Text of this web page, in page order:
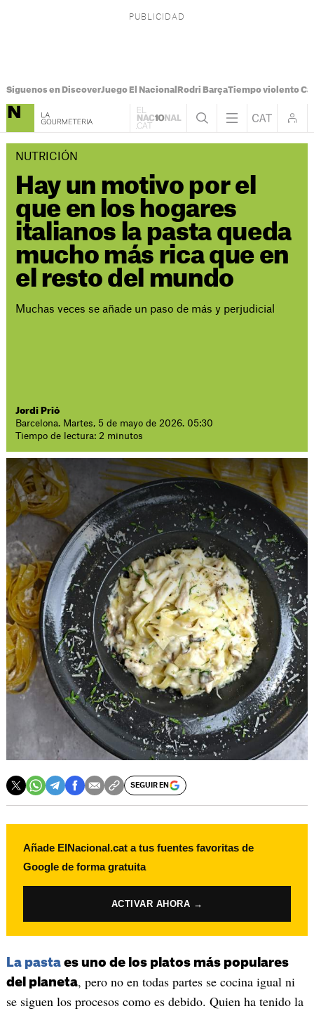
Síguenos en DiscoverJuego El Nacional Rodri BarçaTiempo violento
NUTRICIÓN
Hay un motivo por el
que en los hogares
italianos la pasta queda
mucho más rica que en
el resto del mundo
Muchas veces se añade un paso de más y perjudicial
Jordi Prió
Barcelona. Martes, 5 de mayo de 2026. 05:30
Tiempo de lectura: 2 minutos
SEGUIR EN
Añade ElNacional.cat a tus fuentes favoritas de
Google de forma gratuita
ACTIVAR AHORA →
La pastaes uno de los platos más populares
del planeta, pero no en todas partes se cocina igual ni
se siguen los procesos como es debido. Quien ha tenido la